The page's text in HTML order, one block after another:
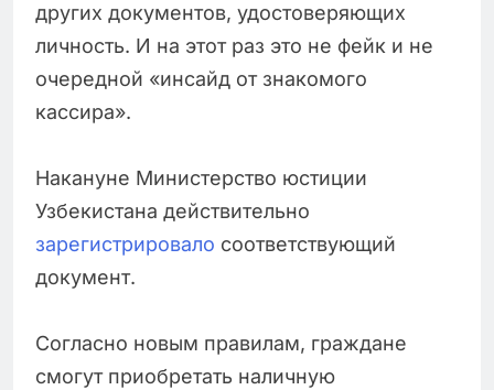
других документов, удостоверяющих
личность. И на этот раз это не фейк и не
очередной «инсайд от знакомого
кассира».
Накануне Министерство юстиции
Узбекистана действительно
зарегистрировало соответствующий
документ.
Согласно новым правилам, граждане
смогут приобретать наличную